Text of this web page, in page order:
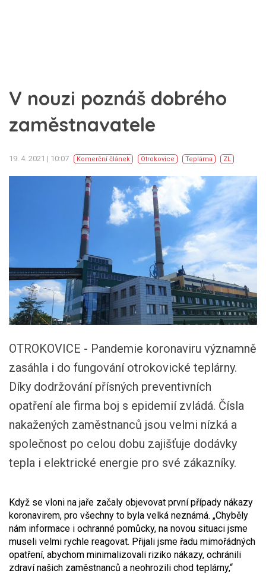
V nouzi poznáš dobrého
zaměstnavatele
19. 4. 2021 | 10:07 Komerční článek Otrokovice Teplárna ZL
OTROKOVICE - Pandemie koronaviru významně
zasáhla i do fungování otrokovické teplárny.
Díky dodržování přísných preventivních
opatření ale firma boj s epidemií zvládá. Čísla
nakažených zaměstnanců jsou velmi nízká a
společnost po celou dobu zajišťuje dodávky
tepla i elektrické energie pro své zákazníky.
Když se vloni na jaře začaly objevovat první případy nákazy
koronavirem, pro všechny to byla velká neznámá. „Chyběly
nám informace i ochranné pomůcky, na novou situaci jsme
museli velmi rychle reagovat. Přijali jsme řadu mimořádných
opatření, abychom minimal­izo­vali riziko nákazy, ochránili
zdraví našich zaměstnanců a neohrozili chod teplárny,“